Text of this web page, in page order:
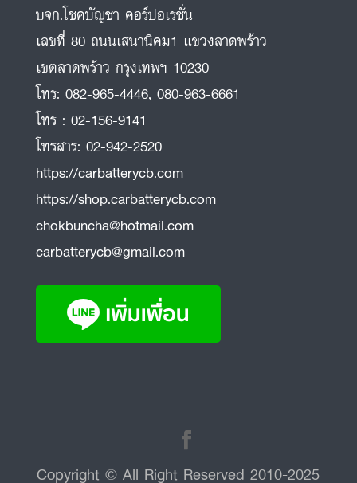
บจก.โชคบัญชา คอร์ปอเรชั่น
เลขที่ 80 ถนนเสนานิคม1 แขวงลาดพร้าว
เขตลาดพร้าว กรุงเทพฯ 10230
โทร: 082-965-4446, 080-963-6661
โทร : 02-156-9141
โทรสาร: 02-942-2520
https://carbatterycb.com
https://shop.carbatterycb.com
chokbuncha@hotmail.com
carbatterycb@gmail.com
Copyright © All Right Reserved 2010-2025